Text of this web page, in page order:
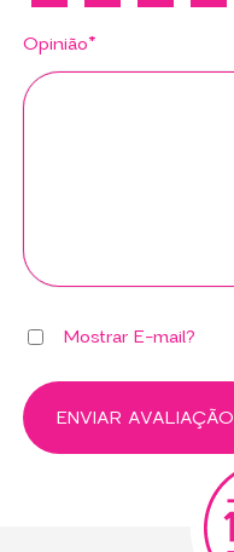
Opinião*
Mostrar E-mail?
ENVIAR AVALIAÇÃO